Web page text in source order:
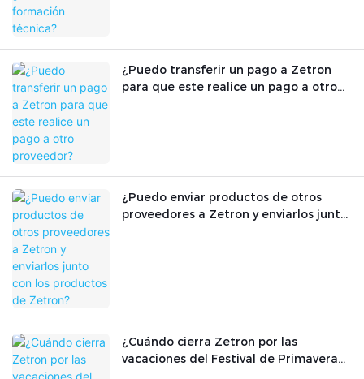
¿Puedo transferir un pago a Zetron
para que este realice un pago a otro
¿Puedo enviar productos de otros
proveedores a Zetron y enviarlos junto
¿Cuándo cierra Zetron por las
vacaciones del Festival de Primavera